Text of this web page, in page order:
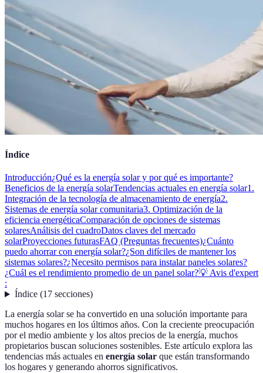
Índice
Introducción¿Qué es la energía solar y por qué es importante?
Beneficios de la energía solarTendencias actuales en energía solar1.
Integración de la tecnología de almacenamiento de energía2.
Sistemas de energía solar comunitaria3. Optimización de la
eficiencia energéticaComparación de opciones de sistemas
solaresAnálisis del cuadroDatos claves del mercado
solarProyecciones futurasFAQ (Preguntas frecuentes)¿Cuánto
puedo ahorrar con energía solar?¿Son difíciles de mantener los
sistemas solares?¿Necesito permisos para instalar paneles solares?
¿Cuál es el rendimiento promedio de un panel solar?💡 Avis d'expert
:
Índice(17 secciones)
La energía solar se ha convertido en una solución importante para
muchos hogares en los últimos años. Con la creciente preocupación
por el medio ambiente y los altos precios de la energía, muchos
propietarios buscan soluciones sostenibles. Este artículo explora las
tendencias más actuales en energía solar que están transformando
los hogares y generando ahorros significativos.